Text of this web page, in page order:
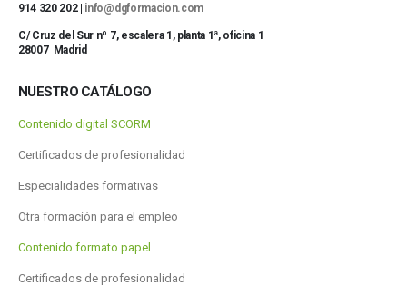
914 320 202 | info@dgformacion.com
C/ Cruz del Sur nº 7, escalera 1, planta 1ª, oficina 1
28007 Madrid
NUESTRO CATÁLOGO
Contenido digital SCORM
Certificados de profesionalidad
Especialidades formativas
Otra formación para el empleo
Contenido formato papel
Certificados de profesionalidad